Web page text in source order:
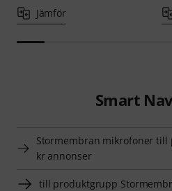
Jämför
Smart
Stormembran mikrofoner till
kr annonser
till produktgrupp